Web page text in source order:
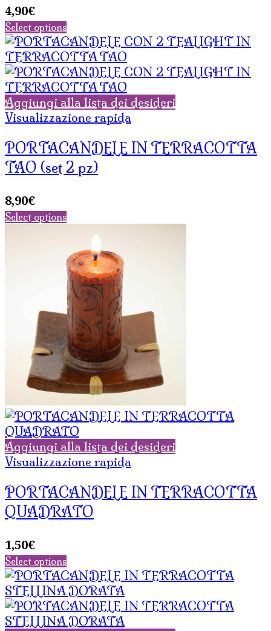
4,90€
Select options
Aggiungi alla lista dei desideri
Visualizzazione rapida
PORTACANDELE IN TERRACOTTA
TAO (set 2 pz)
8,90€
Select options
Aggiungi alla lista dei desideri
Visualizzazione rapida
PORTACANDELE IN TERRACOTTA
QUADRATO
1,50€
Select options